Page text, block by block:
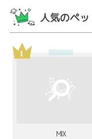
人気のペ
MIX